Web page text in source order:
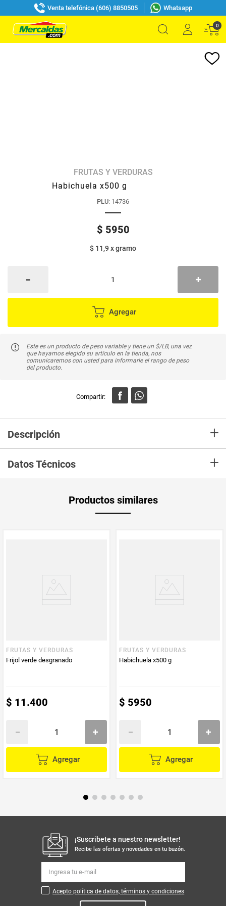
Venta telefónica (606) 8850505 Whatsapp
0
FRUTAS Y VERDURAS
Habichuela x500 g
PLU: 14736
$ 5950
$ 11,9 xgramo
Agregar
Este es un producto de peso variable y tiene un $/LB, una vez
que hayamos elegido su artículo en la tienda, nos
comunicaremos con usted para informarle el rango de peso
del producto.
Descripción +
(magnesio, potasio, calcio, hierro y zinc), fibra y aminoácidos. Se destaca
por su contenido en ácido fólico, recomendado para embarazadas. Es
Datos Técnicos +
Producto (kg)
Productos similares
FRUTAS Y VERDURAS
Frijol verde desgranado
$ 11.400
Agregar
FRUTAS Y VERDURAS
Habichuela x500 g
$ 5950
Agregar
¡Suscribete a nuestro newsletter!
Recibe las ofertas y novedades en tu buzón.
Acepto política de datos, términos y condiciones